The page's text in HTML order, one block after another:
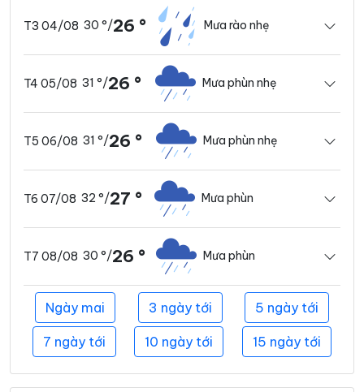
T3 04/08 30 °/26 ° Mưa rào nhẹ
T4 05/08 31 °/26 ° Mưa phùn nhẹ
T5 06/08 31 °/26 ° Mưa phùn nhẹ
T6 07/08 32 °/27 ° Mưa phùn
T7 08/08 30 °/26 ° Mưa phùn
Ngày mai 3 ngày tới 5 ngày tới
7 ngày tới 10 ngày tới 15 ngày tới